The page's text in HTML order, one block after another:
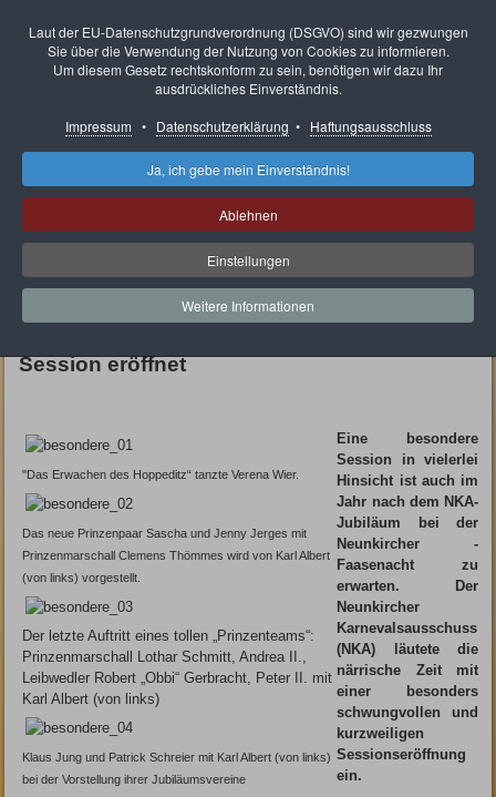
Neunkircher Karnevals
Ausschuss e.V.
Aktuelle Seite:
Sessionseröffnung 2007
Besondere Faasenacht erwartet die
Session eröffnet
"Das Erwachen des Hoppeditz“ tanzte Verena Wier.
Das neue Prinzenpaar Sascha und Jenny ­Jerges mit
Prinzenmarschall Clemens ­Thömmes wird von Karl Albert
(von links) vorgestellt.
Der letzte Auftritt eines tollen „Prinzenteams“:
Prinzenmarschall ­Lothar Schmitt, Andrea II.,
Leibwedler Robert „Obbi“ Gerbracht, ­Peter II. mit
Karl Albert (von links)
Klaus Jung und Patrick Schreier mit Karl Albert (von links)
bei der Vorstellung ihrer Jubiläumsvereine
Eine besondere
Session in vielerlei
Hinsicht ist auch im
Jahr nach dem NKA-
Jubiläum bei der
Neunkircher ­
Faasenacht zu
erwarten. Der
Neunkircher
Karnevalsausschuss
(NKA) läutete die
närrische Zeit mit
einer ­be­sonders
schwungvollen und
kurz­weiligen
Sessionseröffnung
ein.
Laut der EU-Datenschutzgrundverordnung (DSGVO) sind wir gezwungen
Sie über die Verwendung der Nutzung von Cookies zu informieren.
Um diesem Gesetz rechtskonform zu sein, benötigen wir dazu Ihr
ausdrückliches Einverständnis.
Impressum • Datenschutzerklärung • Haftungsausschluss
Ja, ich gebe mein Einverständnis!
Ablehnen
Einstellungen
Weitere Informationen